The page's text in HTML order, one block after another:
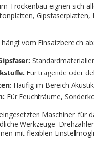
Trockenbau eignen sich
vom Einsatzbereich ab:
Für tragende oder
Häufig im Bereich
Für Feuchträume,
Maschinen für
Werkzeuge,
mit flexiblen